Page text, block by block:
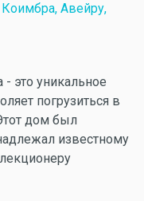
Авейру,
это уникальное
погрузиться в
дом был
известному